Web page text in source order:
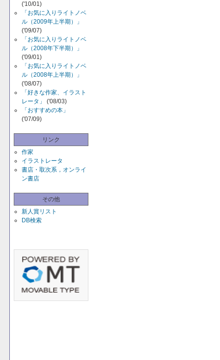
('10/01)
「お気に入りライトノベ
ル（2009年上半期）」
('09/07)
「お気に入りライトノベ
ル（2008年下半期）」
('09/01)
「お気に入りライトノベ
ル（2008年上半期）」
('08/07)
「好きな作家、イラスト
レータ」
('08/03)
「おすすめの本」
('07/09)
リンク
作家
イラストレータ
書店・取次系，オンライ
ン書店
その他
新人賞リスト
DB検索